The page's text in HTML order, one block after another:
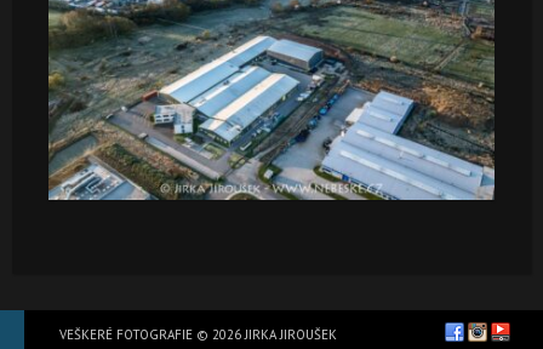
VEŠKERÉ FOTOGRAFIE © 2026 JIRKA JIROUŠEK